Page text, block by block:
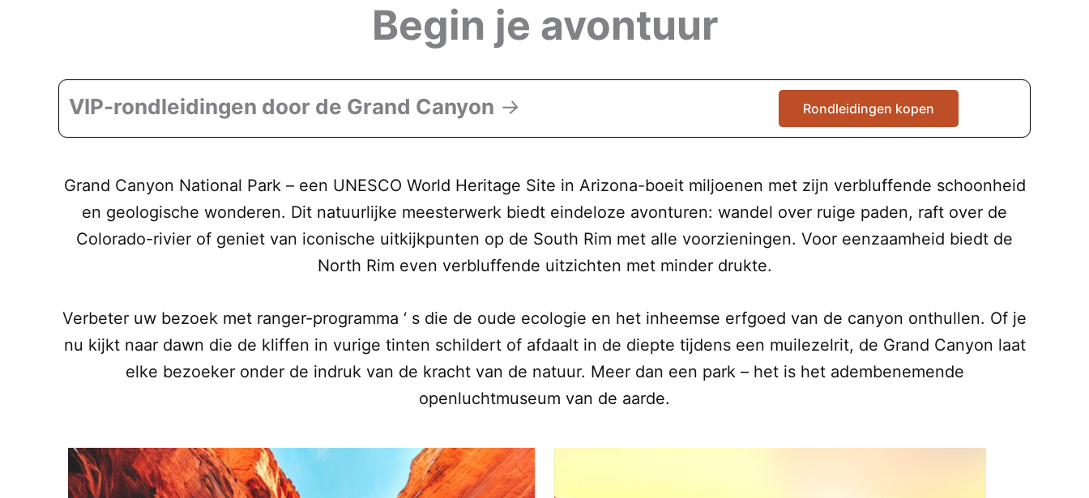
Begin je avontuur
VIP-rondleidingen door de Grand Canyon → Rondleidingen kopen
Grand Canyon National Park – een UNESCO World Heritage Site in Arizona-boeit miljoenen met zijn verbluffende schoonheid
en geologische wonderen. Dit natuurlijke meesterwerk biedt eindeloze avonturen: wandel over ruige paden, raft over de
Colorado-rivier of geniet van iconische uitkijkpunten op de South Rim met alle voorzieningen. Voor eenzaamheid biedt de
North Rim even verbluffende uitzichten met minder drukte.
Verbeter uw bezoek met ranger-programma ‘ s die de oude ecologie en het inheemse erfgoed van de canyon onthullen. Of je
nu kijkt naar dawn die de kliffen in vurige tinten schildert of afdaalt in de diepte tijdens een muilezelrit, de Grand Canyon laat
elke bezoeker onder de indruk van de kracht van de natuur. Meer dan een park – het is het adembenemende
openluchtmuseum van de aarde.